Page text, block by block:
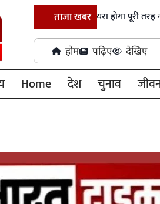
ताजा खबर
का दायरा होगा पूरी तरह नशामुक्त क्षेत्र
होम पढ़िए देखिए
Home देश चुनाव